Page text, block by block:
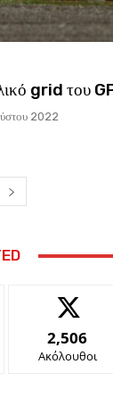
grid του
2022
2,506
Ακόλουθοι